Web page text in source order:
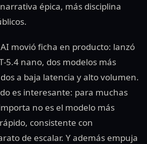
épica, más disciplina
movió ficha en producto: lanzó
nano, dos modelos más
a baja latencia y alto volumen.
es interesante: para muchas
no es el modelo más
consistente con
de escalar. Y además empuja